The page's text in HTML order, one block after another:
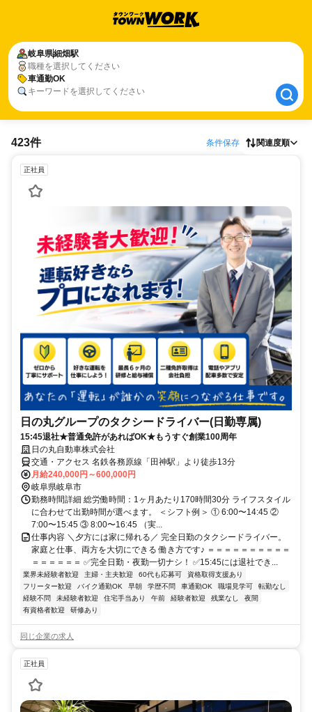
岐阜県細畑駅
職種を選択してください
車通勤OK
キーワードを選択してください
岐阜県細畑駅
車通勤OK
423件 条件保存 関連度順
正社員
日の丸グループのタクシードライバー(日勤専属)
15:45退社★普通免許があればOK★もうすぐ創業100周年
日の丸自動車株式会社
交通・アクセス 名鉄各務原線「田神駅」より徒歩13分
月給240,000円～600,000円
岐阜県岐阜市
勤務時間詳細 総労働時間：1ヶ月あたり170時間30分 ライフスタイル
に合わせて出勤時間が選べます。 ＜シフト例＞ ① 6:00〜14:45 ②
7:00〜15:45 ③ 8:00〜16:45 （実...
仕事内容 ＼夕方には家に帰れる／ 完全日勤のタクシードライバー。
家庭と仕事、両方を大切にできる 働き方です♪ ＝＝＝＝＝＝＝＝＝＝
＝＝＝＝＝＝ ✅完全日勤・夜勤一切ナシ！ ✅15:45には退社でき...
業界未経験者歓迎 主婦・主夫歓迎 60代も応募可
資格取得支援あり
フリーター歓迎
バイク通勤OK 早朝 学歴不問 車通勤OK 職場見学可
転勤なし
経験不問
未経験者歓迎 住宅手当あり 午前 経験者歓迎 残業なし
夜間
有資格者歓迎
研修あり
同じ企業の求人
正社員